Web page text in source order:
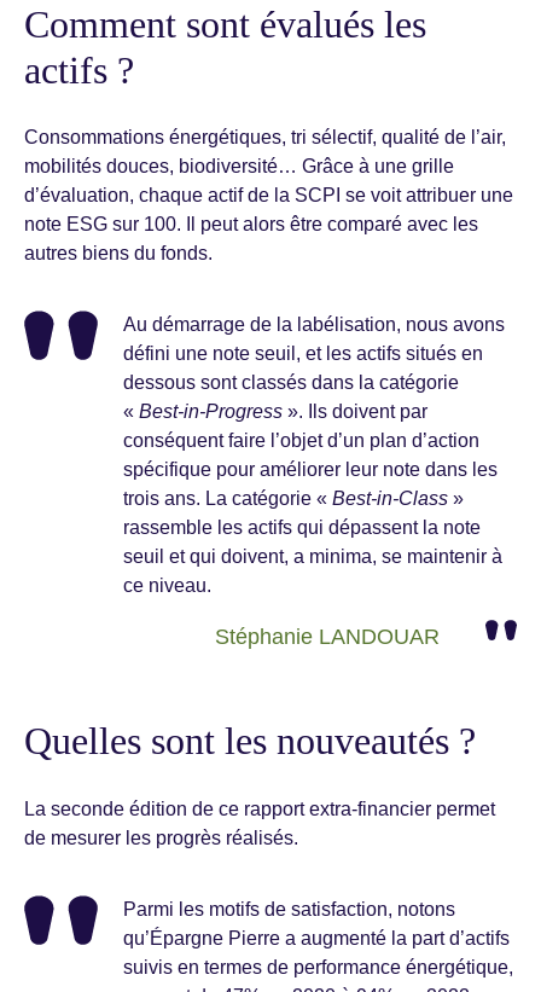
Comment sont évalués les
actifs ?
Consommations énergétiques, tri sélectif, qualité de l’air,
mobilités douces, biodiversité… Grâce à une grille
d’évaluation, chaque actif de la SCPI se voit attribuer une
note ESG sur 100. Il peut alors être comparé avec les
autres biens du fonds.
Au démarrage de la labélisation, nous avons
défini une note seuil, et les actifs situés en
dessous sont classés dans la catégorie
« Best-in-Progress ». Ils doivent par
conséquent faire l’objet d’un plan d’action
spécifique pour améliorer leur note dans les
trois ans. La catégorie « Best-in-Class »
rassemble les actifs qui dépassent la note
seuil et qui doivent, a minima, se maintenir à
ce niveau.
Stéphanie LANDOUAR
Quelles sont les nouveautés ?
La seconde édition de ce rapport extra-financier permet
de mesurer les progrès réalisés.
Parmi les motifs de satisfaction, notons
qu’Épargne Pierre a augmenté la part d’actifs
suivis en termes de performance énergétique,